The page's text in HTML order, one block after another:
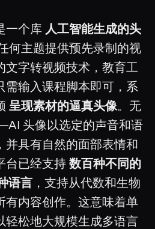
一个库 人工智能生成的头
何主题提供预先录制的视
文字转视频技术，教育工
需输入课程脚本即可，系
呈现素材的逼真头像。无
头像以选定的声音和语
并具有自然的面部表情和
台已经支持 数百种不同的
语言 ，支持从代数和生物
有内容创作。这意味着单
轻松地大规模生成多语言